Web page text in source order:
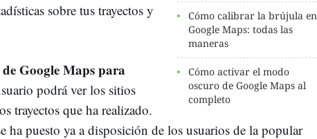
Cómo calibrar la brújula en
Google Maps: todas las
maneras
Cómo activar el modo
oscuro de Google Maps al
completo
sobre tus trayectos y
de Google Maps para
podrá ver los sitios
trayectos que ha realizado.
ha puesto ya a disposición de los usuarios de la popular